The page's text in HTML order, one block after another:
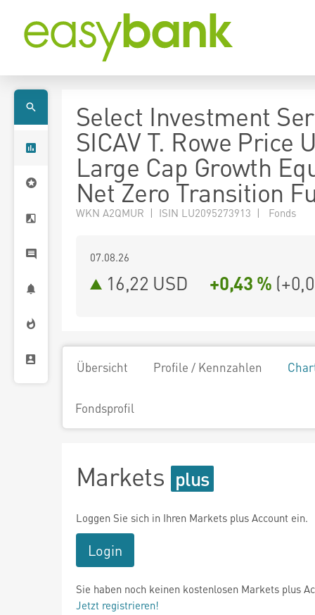
Select Investment
SICAV T. Rowe Price
Large Cap Growth
Net Zero Transition
WKN A2QMUR | ISIN LU2095273913 | Fonds
07.08.26
16,22 USD +0,43 % (
Übersicht Profile / Kennzahlen
Fondsprofil
Markets
Loggen Sie sich in Ihren Markets plus Account ein.
Login
Sie haben noch keinen kostenlosen Markets plus
Jetzt registrieren!